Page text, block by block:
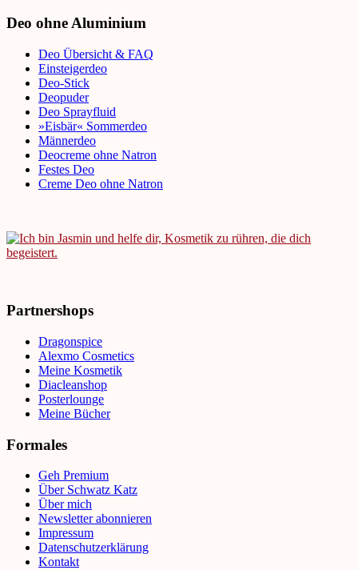
Deo ohne Aluminium
Deo Übersicht & FAQ
Einsteigerdeo
Deo-Stick
Deopuder
Deo Sprayfluid
»Eisbär« Sommerdeo
Männerdeo
Deocreme ohne Natron
Festes Deo
Creme Deo ohne Natron
Partnershops
Dragonspice
Alexmo Cosmetics
Meine Kosmetik
Diacleanshop
Posterlounge
Meine Bücher
Formales
Geh Premium
Über Schwatz Katz
Über mich
Newsletter abonnieren
Impressum
Datenschutzerklärung
Kontakt